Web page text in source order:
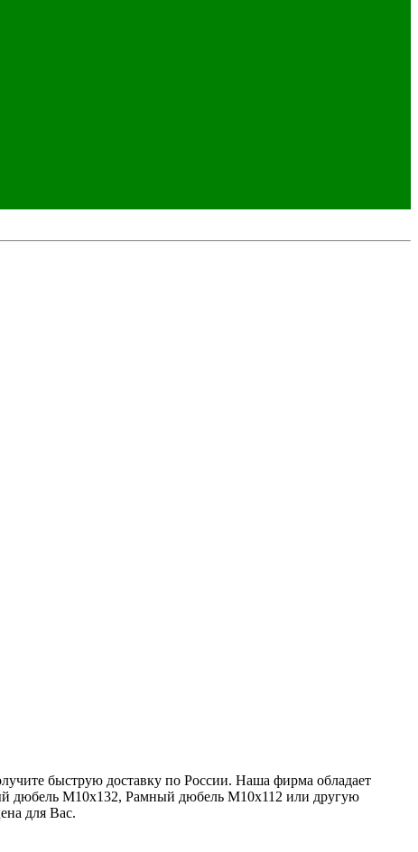
быструю доставку по России. Наша фирма обладает
дюбель М10х132, Рамный дюбель М10х112 или другую
для Вас.